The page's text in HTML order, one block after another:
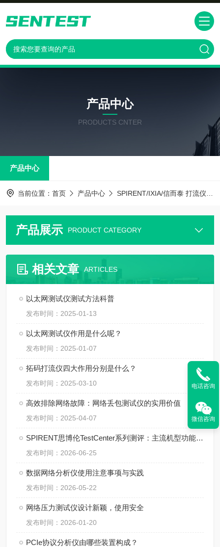
产品中心
PRODUCTS CNTER
产品中心
当前位置： 首页 产品中心 SPIRENT/IXIA/信而泰 打流仪
产品展示 PRODUCT CATEGORY
相关文章 ARTICLES
以太网测试仪测试方法科普
发布时间：2025-01-13
以太网测试仪作用是什么呢？
发布时间：2025-01-07
拓码打流仪四大作用分别是什么？
发布时间：2025-03-10
高效排除网络故障：网络丢包测试仪的实用价值
发布时间：2025-04-07
SPIRENT思博伦TestCenter系列测评：主流机型功能与应用场景解析
发布时间：2026-06-25
数据网络分析仪使用注意事项与实践
发布时间：2026-05-22
网络压力测试仪设计新颖，使用安全
发布时间：2026-01-20
PCIe协议分析仪由哪些装置构成？
电话咨询
微信咨询